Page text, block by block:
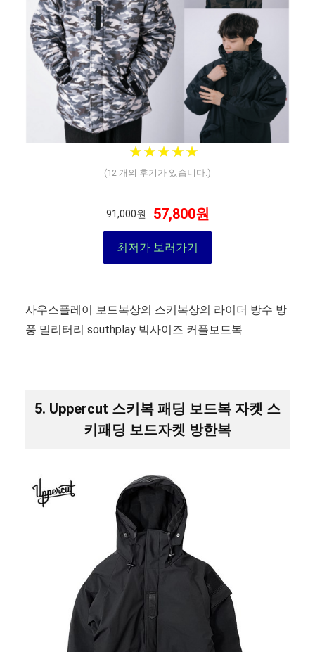
★★★★★
★★★★★
(12 개의 후기가 있습니다.)
91,000원 57,800원
최저가 보러가기
사우스플레이 보드복상의 스키복상의 라이더 방수 방
풍 밀리터리 southplay 빅사이즈 커플보드복
5. Uppercut 스키복 패딩 보드복 자켓 스
키패딩 보드자켓 방한복